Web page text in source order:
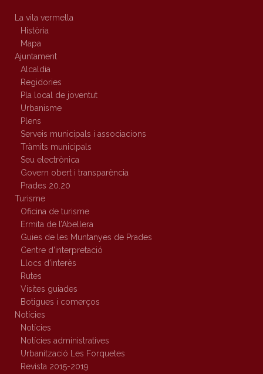
La vila vermella
Història
Mapa
Ajuntament
Alcaldia
Regidories
Pla local de joventut
Urbanisme
Plens
Serveis municipals i associacions
Tràmits municipals
Seu electrònica
Govern obert i transparència
Prades 20.20
Turisme
Oficina de turisme
Ermita de l’Abellera
Guies de les Muntanyes de Prades
Centre d’interpretació
Llocs d’interès
Rutes
Visites guiades
Botigues i comerços
Notícies
Notícies
Notícies administratives
Urbanització Les Forquetes
Revista 2015-2019